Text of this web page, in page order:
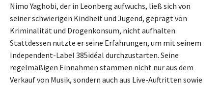
Nimo Yaghobi, der in Leonberg aufwuchs, ließ sich von
seiner schwierigen Kindheit und Jugend, geprägt von
Kriminalität und Drogenkonsum, nicht aufhalten.
Stattdessen nutzte er seine Erfahrungen, um mit seinem
Independent-Label 385idéal durchzustarten. Seine
regelmäßigen Einnahmen stammen nicht nur aus dem
Verkauf von Musik, sondern auch aus Live-Auftritten sowie